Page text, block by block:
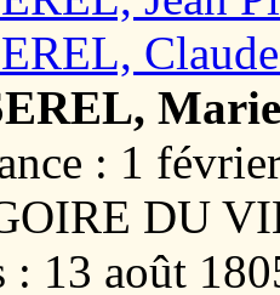
: 1
DU
: 13 août